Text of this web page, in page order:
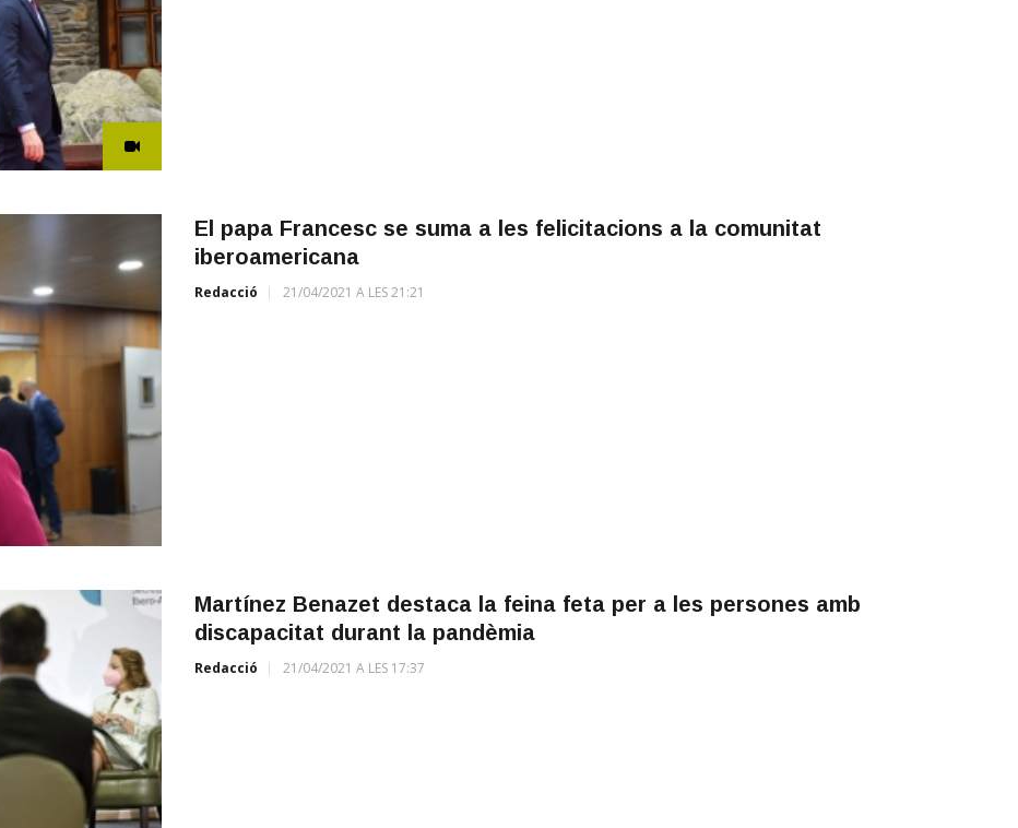
El papa Francesc se suma a les felicitacions a la comunitat
iberoamericana
Redacció 21/04/2021 A LES 21:21
Martínez Benazet destaca la feina feta per a les persones amb
discapacitat durant la pandèmia
Redacció 21/04/2021 A LES 17:37